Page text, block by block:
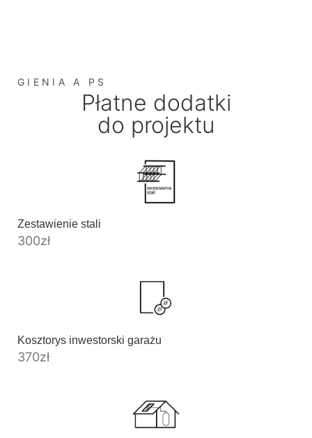
GIENIA A PS
Płatne dodatki
do projektu
Zestawienie stali
300zł
Kosztorys inwestorski garażu
370zł